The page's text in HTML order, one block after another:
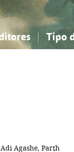
Tipo
Agashe, Parth